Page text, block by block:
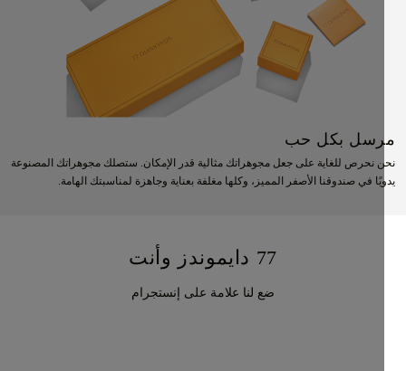
بكل حب
نحرص للغاية على جعل مجوهراتك مثالية قدر الإمكان. ستصلك مجوهراتك المصنوعة
في صندوقنا الأصفر المميز، وكلها مغلفة بعناية وجاهزة لمناسبتك الهامة.
ضع لنا علامة على إنستجرام